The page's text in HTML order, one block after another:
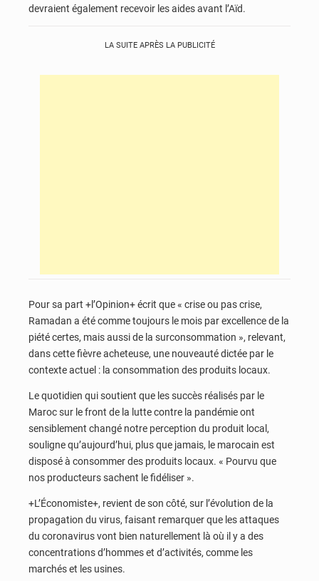
devraient également recevoir les aides avant l’Aïd.
LA SUITE APRÈS LA PUBLICITÉ
Pour sa part +l’Opinion+ écrit que « crise ou pas crise,
Ramadan a été comme toujours le mois par excellence de la
piété certes, mais aussi de la surconsommation », relevant,
dans cette fièvre acheteuse, une nouveauté dictée par le
contexte actuel : la consommation des produits locaux.
Le quotidien qui soutient que les succès réalisés par le
Maroc sur le front de la lutte contre la pandémie ont
sensiblement changé notre perception du produit local,
souligne qu’aujourd’hui, plus que jamais, le marocain est
disposé à consommer des produits locaux. « Pourvu que
nos producteurs sachent le fidéliser ».
+L’Économiste+, revient de son côté, sur l’évolution de la
propagation du virus, faisant remarquer que les attaques
du coronavirus vont bien naturellement là où il y a des
concentrations d’hommes et d’activités, comme les
marchés et les usines.